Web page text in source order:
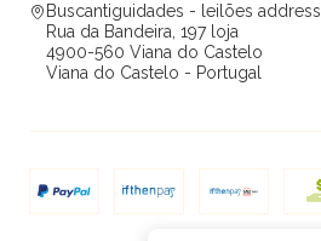
Buscantiguidades - leilões address
Rua da Bandeira, 197 loja
4900-560 Viana do Castelo
Viana do Castelo - Portugal